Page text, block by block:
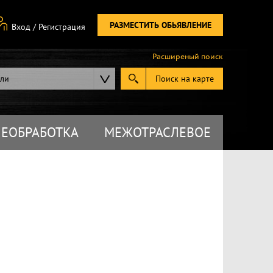
РАЗМЕСТИТЬ ОБЬЯВЛЕНИЕ
Вход / Регистрация
Поиск на карте
Расширеный поиск
МЕЖОТРАСЛЕВОЕ